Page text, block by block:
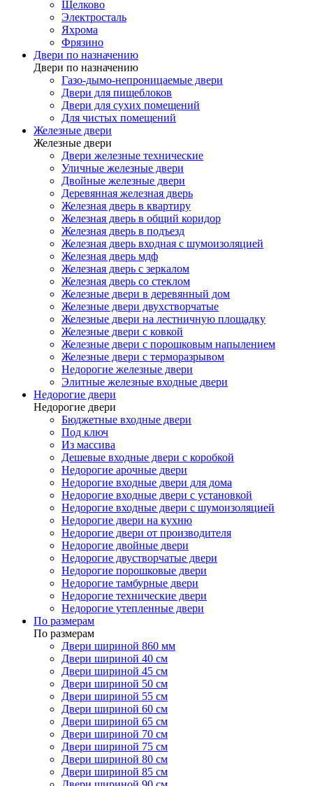
Щелково
Электросталь
Яхрома
Фрязино
Двери по назначению
Двери по назначению
Газо-дымо-непроницаемые двери
Двери для пищеблоков
Двери для сухих помещений
Для чистых помещений
Железные двери
Железные двери
Двери железные технические
Уличные железные двери
Двойные железные двери
Деревянная железная дверь
Железная дверь в квартиру
Железная дверь в общий коридор
Железная дверь в подъезд
Железная дверь входная с шумоизоляцией
Железная дверь мдф
Железная дверь с зеркалом
Железная дверь со стеклом
Железные двери в деревянный дом
Железные двери двухстворчатые
Железные двери на лестничную площадку
Железные двери с ковкой
Железные двери с порошковым напылением
Железные двери с терморазрывом
Недорогие железные двери
Элитные железные входные двери
Недорогие двери
Недорогие двери
Бюджетные входные двери
Под ключ
Из массива
Дешевые входные двери с коробкой
Недорогие арочные двери
Недорогие входные двери для дома
Недорогие входные двери с установкой
Недорогие входные двери с шумоизоляцией
Недорогие двери на кухню
Недорогие двери от производителя
Недорогие двойные двери
Недорогие двустворчатые двери
Недорогие порошковые двери
Недорогие тамбурные двери
Недорогие технические двери
Недорогие утепленные двери
По размерам
По размерам
Двери шириной 860 мм
Двери шириной 40 см
Двери шириной 45 см
Двери шириной 50 см
Двери шириной 55 см
Двери шириной 60 см
Двери шириной 65 см
Двери шириной 70 см
Двери шириной 75 см
Двери шириной 80 см
Двери шириной 85 см